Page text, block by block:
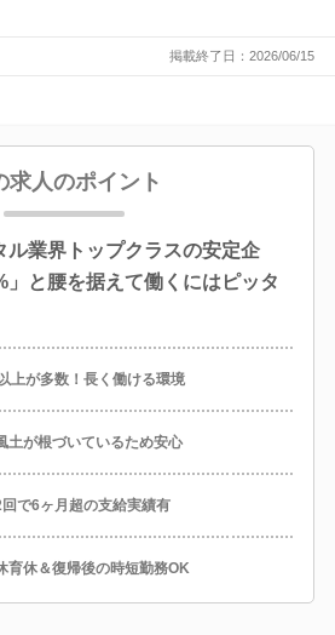
掲載終了日：2026/06/15
求人のポイント
業界トップクラスの安定企
と腰を据えて働くにはピッタ
上が多数！長く働ける環境
土が根づいているため安心
で6ヶ月超の支給実績有
育休＆復帰後の時短勤務OK